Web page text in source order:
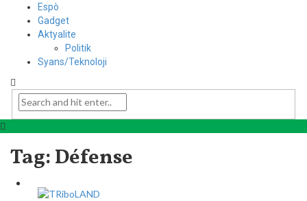
Espò
Gadget
Aktyalite
Politik
Syans/Teknoloji
Tag: Défense